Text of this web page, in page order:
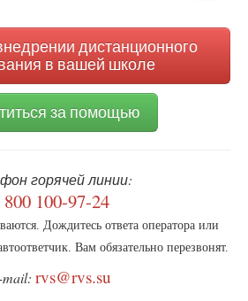
дистанционного
в вашей школе
за помощью
горячей линии:
800 100-97-24
Дождитесь ответа оператора или
Вам обязательно перезвонят.
mail: rvs@rvs.su